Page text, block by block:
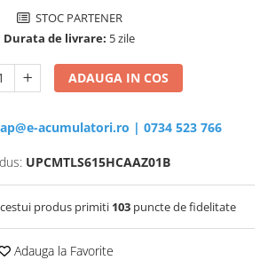
STOC PARTENER
Durata de livrare: 5 zile
ADAUGA IN COS
acumulatori.ro | 0734 523 766
UPCMTLS615HCAAZ01B
produs primiti 103 puncte de fidelitate
Adauga la Favorite